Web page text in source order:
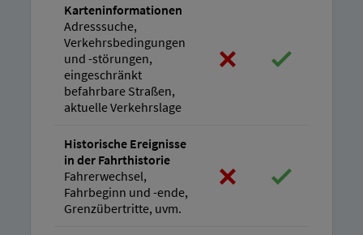
Karteninformationen
Adresssuche,
Verkehrsbedingungen
und -störungen,
eingeschränkt
befahrbare Straßen,
aktuelle Verkehrslage
Historische Ereignisse
in der Fahrthistorie
Fahrerwechsel,
Fahrbeginn und -ende,
Grenzübertritte, uvm.